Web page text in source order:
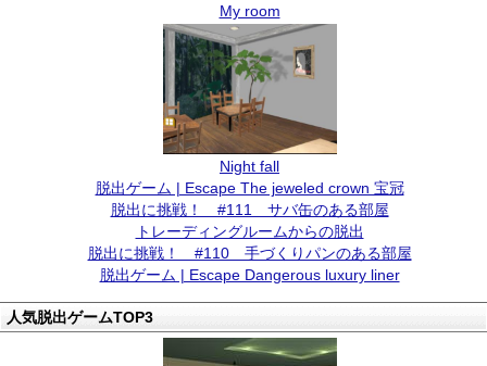
My room
Night fall
脱出ゲーム | Escape The jeweled crown 宝冠
脱出に挑戦！ #111 サバ缶のある部屋
トレーディングルームからの脱出
脱出に挑戦！ #110 手づくりパンのある部屋
脱出ゲーム | Escape Dangerous luxury liner
人気脱出ゲームTOP3